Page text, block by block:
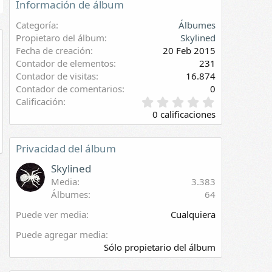
Información de álbum
Categoría
Álbumes
Propietaro del álbum
Skylined
Fecha de creación
20 Feb 2015
Contador de elementos
231
Contador de visitas
16.874
Contador de comentarios
0
Calificación
,
0
0
l
l
a
)
0 calificaciones
Privacidad del álbum
Skylined
Media
3.383
Álbumes
64
Puede ver media
Cualquiera
Puede agregar media
Sólo propietario del álbum